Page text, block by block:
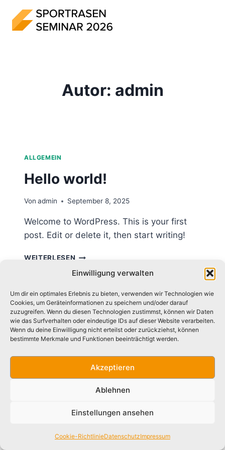
Einwilligung verwalten
Um dir ein optimales Erlebnis zu bieten, verwenden wir Technologien wie
Cookies, um Geräteinformationen zu speichern und/oder darauf
zuzugreifen. Wenn du diesen Technologien zustimmst, können wir Daten
wie das Surfverhalten oder eindeutige IDs auf dieser Website verarbeiten.
Wenn du deine Einwilligung nicht erteilst oder zurückziehst, können
bestimmte Merkmale und Funktionen beeinträchtigt werden.
Akzeptieren
Ablehnen
Einstellungen ansehen
Cookie-RichtlinieDatenschutzImpressum
Inhalt
springen
Autor: admin
ALLGEMEIN
Hello world!
Von admin September 8, 2025
Welcome to WordPress. This is your first
post. Edit or delete it, then start writing!
WEITERLESENHELLO
Impressum Datenschutz
Disclaimer
© 2026 Sportrasenseminar 2026